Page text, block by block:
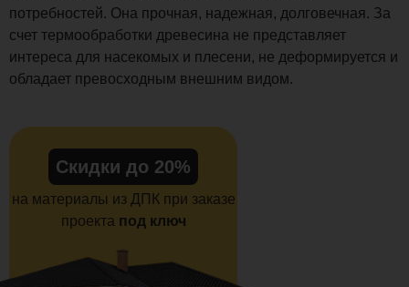
потребностей. Она прочная, надежная, долговечная. За
счет термообработки древесина не представляет
интереса для насекомых и плесени, не деформируется и
обладает превосходным внешним видом.
Скидки до 20%
на материалы из ДПК при заказе
проекта под ключ